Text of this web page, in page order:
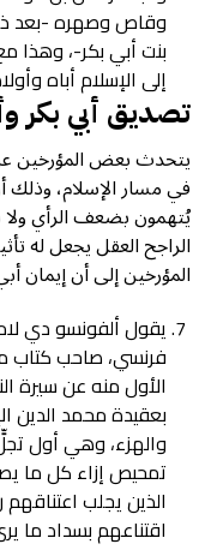
وقاص وصهره -بعد
بنت أبي بكر-، وهذا
إلى الإسلام أباه
تصديق أبي بكر
يتحدث بعض المؤرخين
في مسار الإسلام، وذلك
يُتهمون بضعف الرأي ولا
الراجح العقل يجعل له
المؤرخين إلى أن إيمان
يقول ألفونسو دي
فرنسي، صاحب كتاب
الأول منه عن سيرة
بعقيدة محمد الدين
والهزء، وهي أول
تمحيص إزاء كل ما
الذين يجلب
اقتناعهم بسداد ما